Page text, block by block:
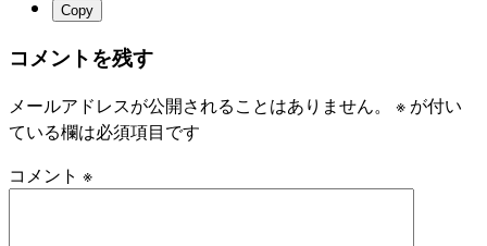
Copy
コメントを残す
メールアドレスが公開されることはありません。 ※ が付い
ている欄は必須項目です
コメント ※